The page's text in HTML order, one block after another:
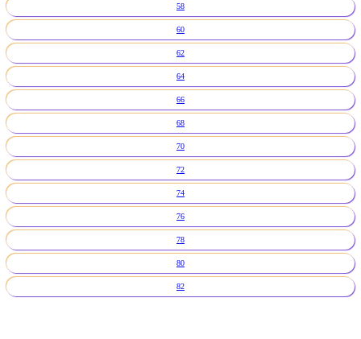
58
60
62
64
66
68
70
72
74
76
78
80
82